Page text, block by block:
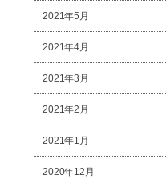
2021年5月
2021年4月
2021年3月
2021年2月
2021年1月
2020年12月